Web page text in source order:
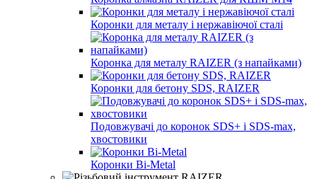
Коронки для металу і нержавіючої сталі
Коронка для металу RAIZER (з напайками)
Коронки для бетону SDS, RAIZER
Подовжувачі до коронок SDS+ і SDS-max,
хвостовики
Коронки Bi-Metal